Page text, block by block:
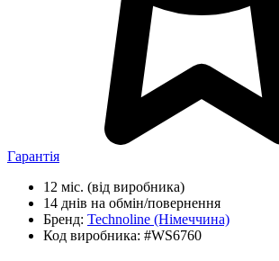
Гарантія
12 міс. (від виробника)
14 днів на обмін/повернення
Бренд: Technoline (Німеччина)
Код виробника: #WS6760